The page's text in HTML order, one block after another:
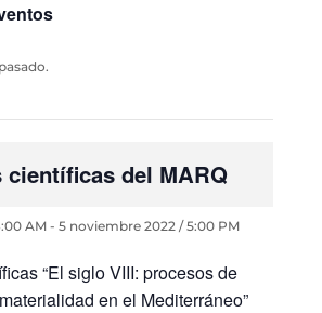
científicas del MARQ
AM- 5 noviembre 2022 / 5:00 PM
“El siglo VIII: procesos de
en el Mediterráneo”